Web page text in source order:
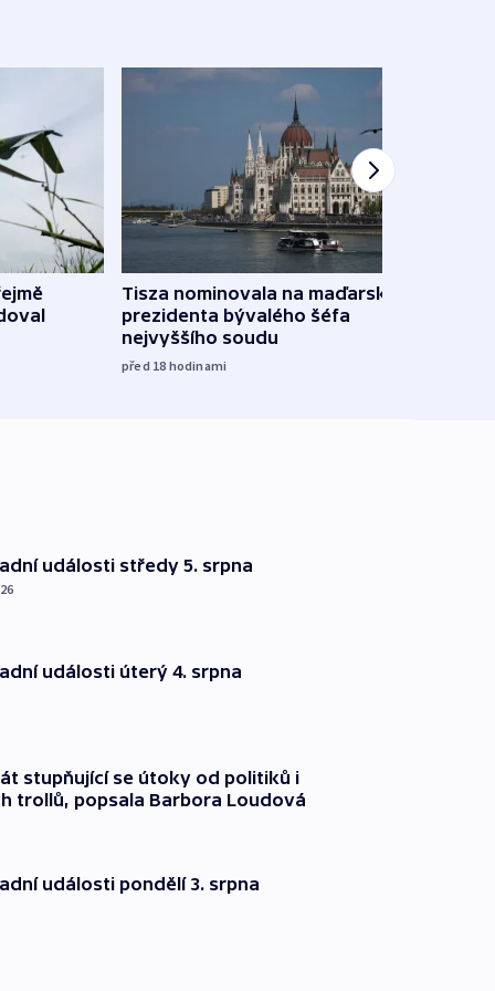
Tisza nominovala na maďarského
prezidenta bývalého šéfa
nejvyššího soudu
před 18 hodinami
události středy 5. srpna
události úterý 4. srpna
stupňující se útoky od politiků i
trollů, popsala Barbora Loudová
události pondělí 3. srpna